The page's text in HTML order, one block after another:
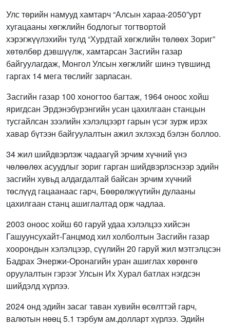
Улс төрийн намууд хамтарч “Алсын хараа-2050”урт
хугацааны хөгжлийн бодлогыг тогтвортой
хэрэгжүүлэхийн тулд “Хурдтай хөгжлийн төлөөх Зориг”
хөтөлбөр дэвшүүлж, хамтарсан Засгийн газар
байгуулагдаж, Монгол Улсын хөгжлийг шинэ түвшинд
гаргах 14 мега төслийг зарласан.
Засгийн газар 100 хоногтоо багтаж, 1964 оноос хойш
яригдсан Эрдэнэбүрэнгийн усан цахилгаан станцын
тусгайлсан зээлийн хэлэлцээрт гарын үсэг зурж ирэх
хавар бүтээн байгуулалтын ажил эхлэхэд бэлэн боллоо.
34 жил шийдвэрлэж чадаагүй эрчим хүчний үнэ
чөлөөлөх асуудлыг зориг гарган шийдвэрлэснээр эдийн
засгийн хувьд алдагдалтай байсан эрчим хүчний
төслүүд гацаанаас гарч, Бөөрөлжүүтийн дулааны
цахилгаан станц ашиглалтад орж чадлаа.
2003 оноос хойш 60 гаруй удаа хэлэлцээ хийсэн
Гашуунсухайт-Ганцмод хил холболтын Засгийн газар
хоорондын хэлэлцээр, сүүлийн 20 гаруй жил мэтгэлцсэн
Бадрах Энержи-Оронагийн уран ашиглах хөрөнгө
оруулалтын гэрээг Улсын Их Хурал батлах нэгдсэн
шийдэлд хүрлээ.
2024 онд эдийн засаг таван хувийн өсөлттэй гарч,
валютын нөөц 5.1 тэрбум ам.долларт хүрлээ. Эдийн